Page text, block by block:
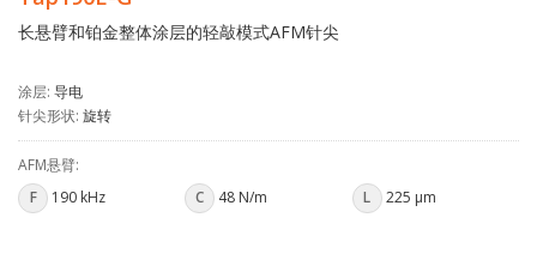
长悬臂和铂金整体涂层的轻敲模式AFM针尖
涂层: 导电
针尖形状: 旋转
AFM悬臂:
F
190 kHz C 48 N/m L 225 µm